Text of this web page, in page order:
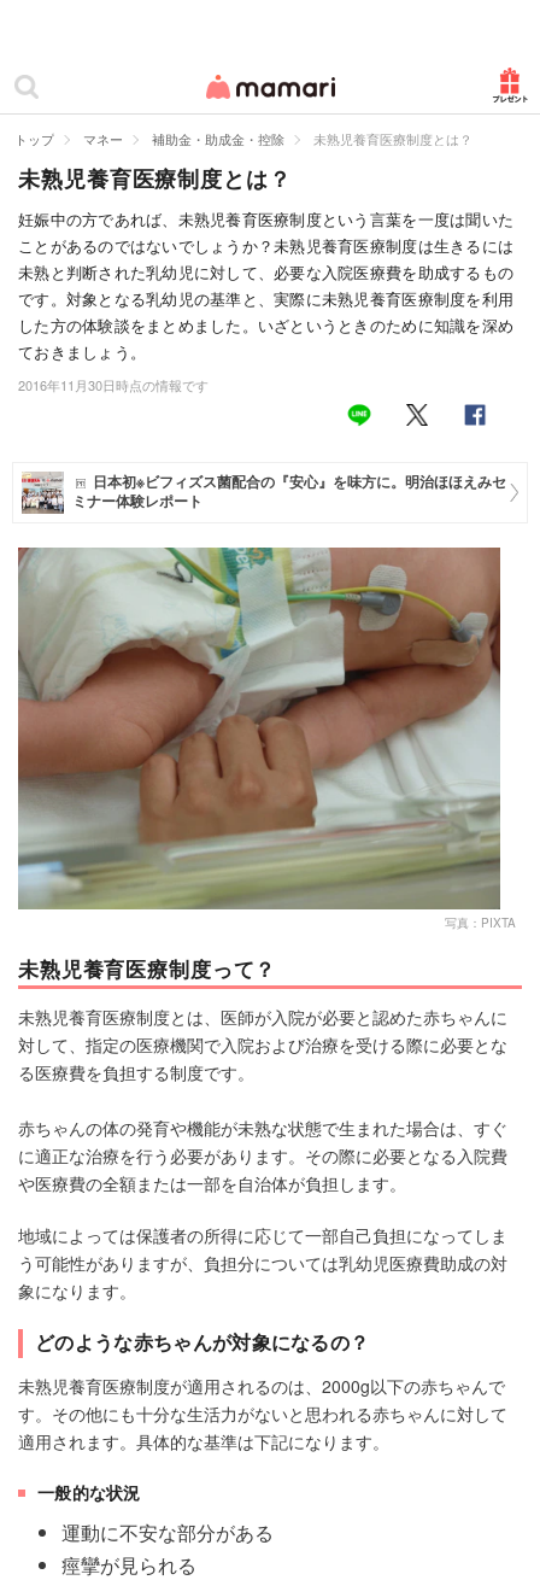
ママリ
カテゴリー一覧
妊娠
出産
赤ちゃん・育児
子育て・家族
病院
お仕事
マネー
トレンド・イベント
トップ マネー 補助金・助成金・控除 未熟児養育医療制度とは？
未熟児養育医療制度とは？
妊娠中の方であれば、未熟児養育医療制度という言葉を一度は聞いた
ことがあるのではないでしょうか？未熟児養育医療制度は生きるには
未熟と判断された乳幼児に対して、必要な入院医療費を助成するもの
です。対象となる乳幼児の基準と、実際に未熟児養育医療制度を利用
した方の体験談をまとめました。いざというときのために知識を深め
ておきましょう。
2016年11月30日時点の情報です
日本初※ビフィズス菌配合の『安心』を味方に。明治ほほえみセ
ミナー体験レポート
写真：PIXTA
未熟児養育医療制度って？
未熟児養育医療制度とは、医師が入院が必要と認めた赤ちゃんに
対して、指定の医療機関で入院および治療を受ける際に必要とな
る医療費を負担する制度です。
赤ちゃんの体の発育や機能が未熟な状態で生まれた場合は、すぐ
に適正な治療を行う必要があります。その際に必要となる入院費
や医療費の全額または一部を自治体が負担します。
地域によっては保護者の所得に応じて一部自己負担になってしま
う可能性がありますが、負担分については乳幼児医療費助成の対
象になります。
どのような赤ちゃんが対象になるの？
未熟児養育医療制度が適用されるのは、2000g以下の赤ちゃんで
す。その他にも十分な生活力がないと思われる赤ちゃんに対して
適用されます。具体的な基準は下記になります。
一般的な状況
運動に不安な部分がある
痙攣が見られる